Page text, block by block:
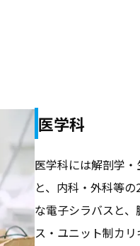
医学科
医学科には解剖学
と、内科・外科等
な電子シラバスと
ス・ユニット制カ